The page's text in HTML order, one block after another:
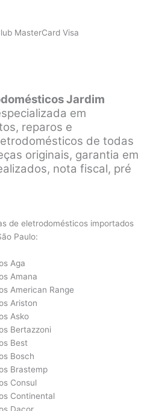
MasterCard Visa
Jardim
em
reparos e
de todas
originais, garantia em
nota fiscal, pré
de eletrodomésticos importados
Paulo:
Aga
Amana
American Range
Ariston
Asko
Bertazzoni
Best
Bosch
Brastemp
Consul
Continental